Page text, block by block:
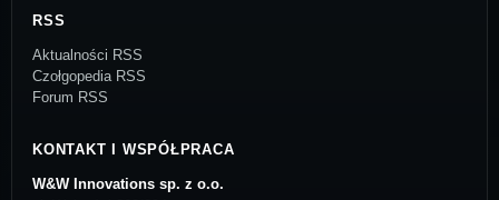
RSS
Aktualności RSS
Czołgopedia RSS
Forum RSS
KONTAKT I WSPÓŁPRACA
W&W Innovations sp. z o.o.